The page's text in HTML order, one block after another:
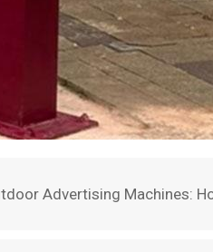
Advertising Machines: